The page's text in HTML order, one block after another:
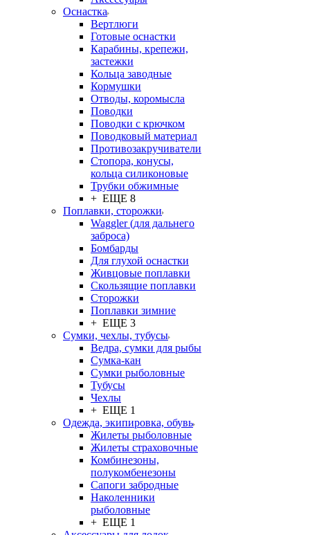
Оснастка
Вертлюги
Готовые оснастки
Карабины, крепежи,
застежки
Кольца заводные
Кормушки
Отводы, коромысла
Поводки
Поводки с крючком
Поводковый материал
Противозакручиватели
Стопора, конусы,
кольца силиконовые
Трубки обжимные
+ ЕЩЕ 8
Поплавки, сторожки
Waggler (для дальнего
заброса)
Бомбарды
Для глухой оснастки
Живцовые поплавки
Скользящие поплавки
Сторожки
Поплавки зимние
+ ЕЩЕ 3
Сумки, чехлы, тубусы
Ведра, сумки для рыбы
Сумка-кан
Сумки рыболовные
Тубусы
Чехлы
+ ЕЩЕ 1
Одежда, экипировка, обувь
Жилеты рыболовные
Жилеты страховочные
Комбинезоны,
полукомбенезоны
Сапоги забродные
Наколенники
рыболовные
+ ЕЩЕ 1